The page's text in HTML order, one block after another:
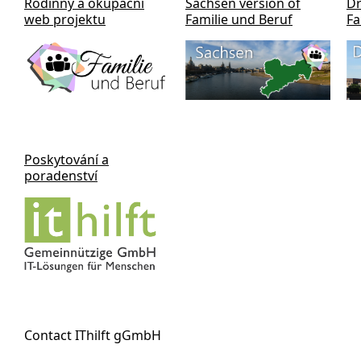
web projektu
Familie und Beruf
Poskytování a
poradenství
Contact IThilft gGmbH